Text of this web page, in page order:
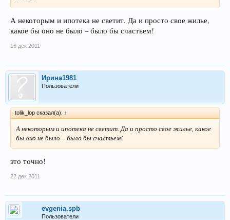
А некоторым и ипотека не светит. Да и просто свое жилье,
какое бы оно не было – было бы счастьем!
16 дек 2011
Ирина1981
Пользователи
tolik_lop сказал(а): ↑
А некоторым и ипотека не светит. Да и просто свое жилье, какое
бы оно не было – было бы счастьем!
это точно!
22 дек 2011
evgenia.spb
Пользователи